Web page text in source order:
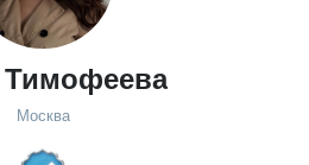
Москва